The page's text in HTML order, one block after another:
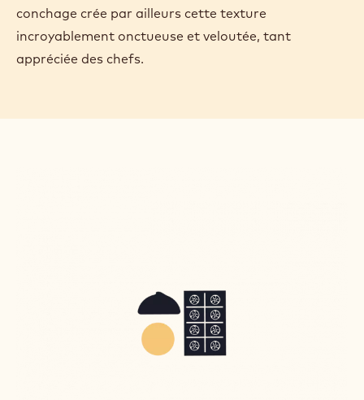
conchage crée par ailleurs cette texture
incroyablement onctueuse et veloutée, tant
appréciée des chefs.